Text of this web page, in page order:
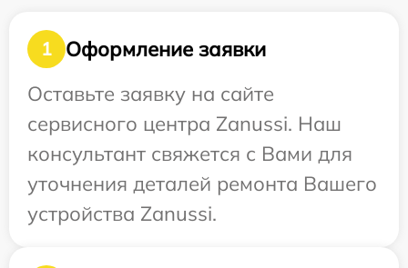
1
Оформление заявки
Оставьте заявку на сайте
сервисного центра Zanussi. Наш
консультант свяжется с Вами для
уточнения деталей ремонта Вашего
устройства Zanussi.